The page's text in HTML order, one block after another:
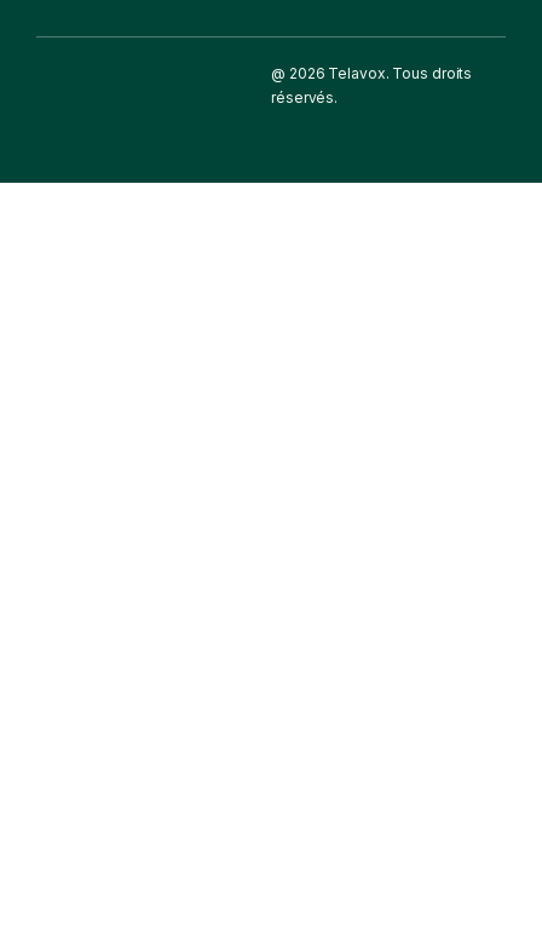
@ 2026 Telavox. Tous droits
réservés.